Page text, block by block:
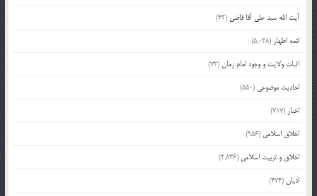
آیت الله سید علی آقا قاضی (42)
ائمه اطهار (5,038)
اثبات ولایت و وجود امام زمان(73)
احادیث موضوعی (550)
اخبار (717)
اخلاق اسلامی (956)
اخلاق و تربیت اسلامی (2,836)
ادیان(474)